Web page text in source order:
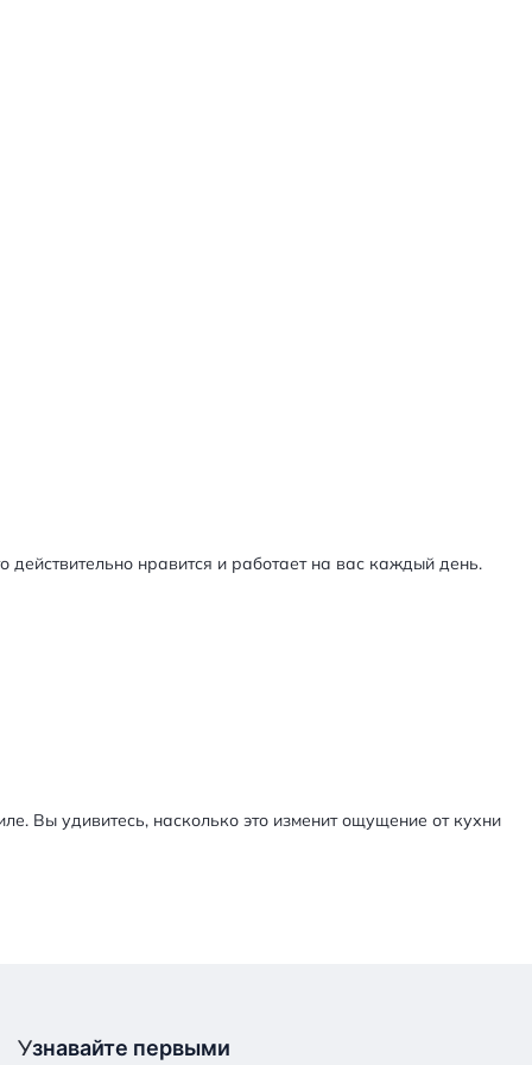
нравится и работает на вас каждый день.
Вы удивитесь, насколько это изменит ощущение от кухни
Узнавайте первыми